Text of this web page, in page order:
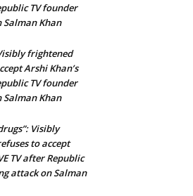
TV founder
Khan
frightened
Arshi Khan’s
TV founder
Khan
Visibly
to accept
TV after Republic
attack on Salman